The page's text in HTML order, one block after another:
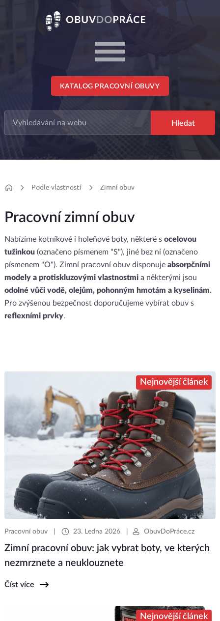
KATALOG PRACOVNÍ OBUVY
Podle vlastností Zimní obuv
Pracovní zimní obuv
Nabízíme kotníkové i holeňové boty, některé s ocelovou
tužinkou(označeno písmenem "S"), jiné bez ní (označeno
písmenem "O"). Zimní pracovní obuv disponuje absorpčními
modely a protiskluzovými vlastnostmia některými jsou
odolné vůči vodě, olejům, pohonným hmotám a kyselinám.
Pro zvýšenou bezpečnost doporučujeme vybírat obuv s
reflexními prvky.
Nejnovější článek
Pracovní obuv| 23. Ledna 2026| ObuvDoPráce.cz
Zimní pracovní obuv: jak vybrat boty, ve kterých
nezmrznete a neuklouznete
Číst více
Nejnovější článek